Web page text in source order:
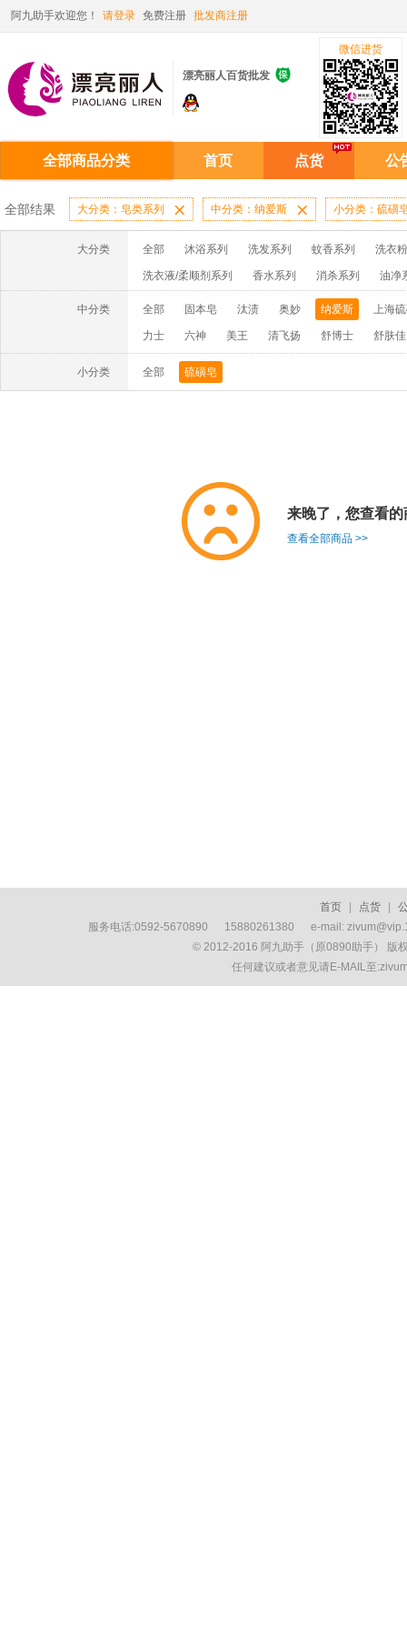
阿九助手欢迎您！ 请登录 免费注册 批发商注册
漂亮丽人百货批发 
微信进货
全部商品分类 首页 点货 公
全部结果 大分类：皂类系列  中分类：纳爱斯  小分类：硫磺
大分类 全部 沐浴系列 洗发系列 蚊香系列 洗衣
洗衣液/柔顺剂系列 香水系列 消杀系列 油净
啫喱膏/水系列 厨房油污系列 玻璃/地板/清洁系
牙膏系列 牙刷系列 固发定型系列 染发系列
洗洁精系列 保健品系列 雨伞系列家用帆布洗洁
中分类 全部 固本皂 汰渍 奥妙 纳爱斯 上海
力士 六神 美王 清飞扬 舒博士 舒肤佳
小分类 全部 硫磺皂
来晚了，您查看
查看全部商品 >>
首页 点货
服务电话:0592-5670890 15880261380 e-mail:
© 2012-2016 阿九助手（原0890助手） 版
任何建议或者意见请E-MAIL至